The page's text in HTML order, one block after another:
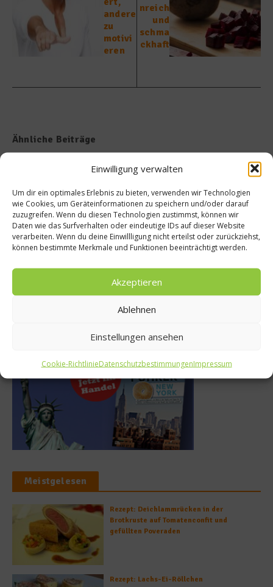
Einwilligung verwalten
Um dir ein optimales Erlebnis zu bieten, verwenden wir Technologien
wie Cookies, um Geräteinformationen zu speichern und/oder darauf
zuzugreifen. Wenn du diesen Technologien zustimmst, können wir
Daten wie das Surfverhalten oder eindeutige IDs auf dieser Website
verarbeiten. Wenn du deine Einwillligung nicht erteilst oder zurückziehst,
können bestimmte Merkmale und Funktionen beeinträchtigt werden.
Akzeptieren
Ablehnen
Einstellungen ansehen
Cookie-RichtlinieDatenschutzbestimmungenImpressum
andere
zu
motivi
eren
nreich
und
schma
ckhaft
Ähnliche Beiträge
Tellersülze – Ein Rezept von
14. März 2026
Süße Erinnerung an Teneriffa:
Uruguayo
9. Juli 2025
Meistgelesen
Rezept: Deichlammrücken in der
Brotkruste auf Tomatenconfit und
gefüllten Poveraden
Rezept: Lachs-Ei-Röllchen